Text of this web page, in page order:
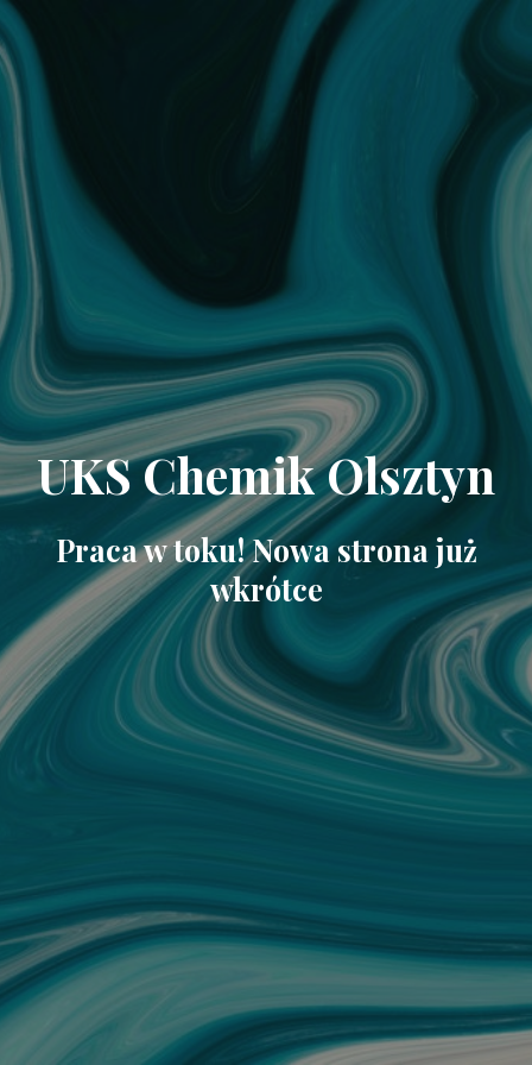
UKS Chemik Olsztyn
Praca w toku! Nowa strona już
wkrótce